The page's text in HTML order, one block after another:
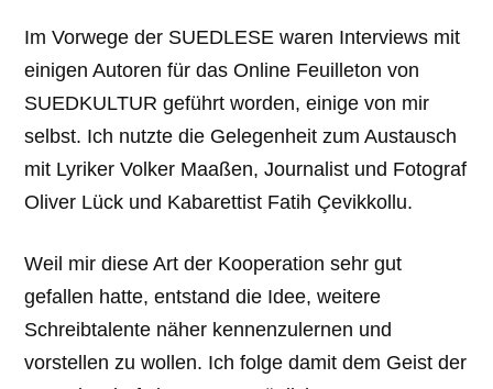
Im Vorwege der SUEDLESE waren Interviews mit
einigen Autoren für das Online Feuilleton von
SUEDKULTUR geführt worden, einige von mir
selbst. Ich nutzte die Gelegenheit zum Austausch
mit Lyriker Volker Maaßen, Journalist und Fotograf
Oliver Lück und Kabarettist Fatih Çevikkollu.
Weil mir diese Art der Kooperation sehr gut
gefallen hatte, entstand die Idee, weitere
Schreibtalente näher kennenzulernen und
vorstellen zu wollen. Ich folge damit dem Geist der